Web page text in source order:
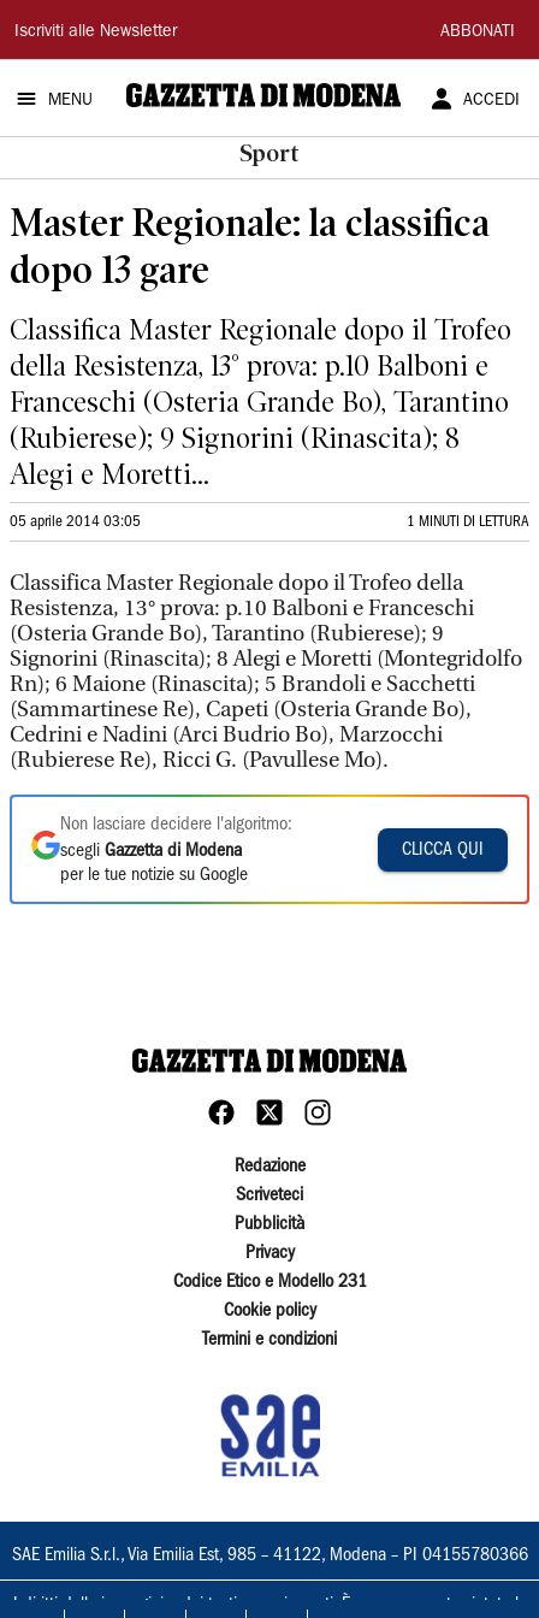
Gazzetta
di
Modena
Iscriviti alle Newsletter ABBONATI
MENU ACCEDI
Sport
Master Regionale: la classifica
dopo 13 gare
Classifica Master Regionale dopo il Trofeo
della Resistenza, 13° prova: p.10 Balboni e
Franceschi (Osteria Grande Bo), Tarantino
(Rubierese); 9 Signorini (Rinascita); 8
Alegi e Moretti...
05 aprile 2014 03:05 1 MINUTI DI LETTURA
Classifica Master Regionale dopo il Trofeo della
Resistenza, 13° prova: p.10 Balboni e Franceschi
(Osteria Grande Bo), Tarantino (Rubierese); 9
Signorini (Rinascita); 8 Alegi e Moretti (Montegridolfo
Rn); 6 Maione (Rinascita); 5 Brandoli e Sacchetti
(Sammartinese Re), Capeti (Osteria Grande Bo),
Cedrini e Nadini (Arci Budrio Bo), Marzocchi
(Rubierese Re), Ricci G. (Pavullese Mo).
Non lasciare decidere l'algoritmo:
scegli Gazzetta di Modena
per le tue notizie su Google
CLICCA QUI
Redazione
Scriveteci
Pubblicità
Privacy
Codice Etico e Modello 231
Cookie policy
Termini e condizioni
SAE Emilia S.r.l., Via Emilia Est, 985 – 41122, Modena – PI 04155780366
I diritti delle immagini e dei testi sono riservati. È espressamente vietata la